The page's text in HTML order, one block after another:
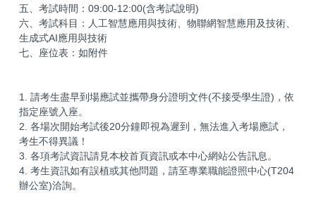
五、考試時間：09:00-12:00(含考試說明)
六、考試科目：人工智慧應用與技術、物聯網智慧應用及技術、
生成式AI應用與技術
七、座位表：如附件
1. 請考生盡早到場應試並攜帶身分證明文件(不接受學生證)，依
指定座號入座。
2. 各場次開始考試後20分鐘即視為遲到，無法進入考場應試，
考生不得異議！
3. 各項考試資訊請見本校首頁資訊或本中心網站公告訊息。
4. 考生資訊如有誤植或其他問題，請至專業職能證照中心(T204
辦公室)洽詢。